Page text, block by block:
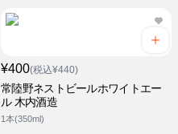
¥400(税込¥440)
常陸野ネストビールホワイトエー
ル 木内酒造
1本(350ml)